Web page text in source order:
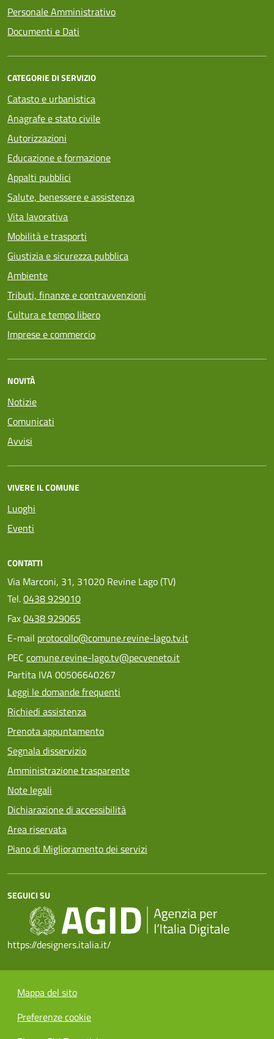
Personale Amministrativo
Documenti e Dati
CATEGORIE DI SERVIZIO
Catasto e urbanistica
Anagrafe e stato civile
Autorizzazioni
Educazione e formazione
Appalti pubblici
Salute, benessere e assistenza
Vita lavorativa
Mobilità e trasporti
Giustizia e sicurezza pubblica
Ambiente
Tributi, finanze e contravvenzioni
Cultura e tempo libero
Imprese e commercio
NOVITÀ
Notizie
Comunicati
Avvisi
VIVERE IL COMUNE
Luoghi
Eventi
CONTATTI
Via Marconi, 31, 31020 Revine Lago (TV)
Tel.0438 929010
Fax0438 929065
E-mail protocollo@comune.revine-lago.tv.it
PEC comune.revine-lago.tv@pecveneto.it
Partita IVA 00506640267
Leggi le domande frequenti
Richiedi assistenza
Prenota appuntamento
Segnala disservizio
Amministrazione trasparente
Note legali
Dichiarazione di accessibilità
Area riservata
Piano di Miglioramento dei servizi
SEGUICI SU
https://designers.italia.it/
Mappa del sito
Preferenze cookie